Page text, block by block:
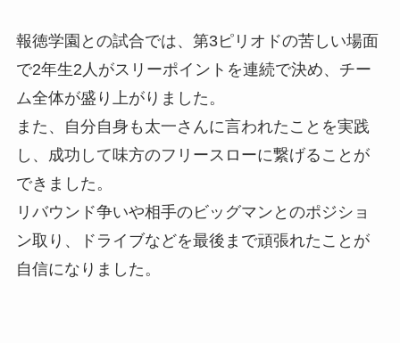
報徳学園との試合では、第3ピリオドの苦しい場面
で2年生2人がスリーポイントを連続で決め、チー
ム全体が盛り上がりました。
また、自分自身も太一さんに言われたことを実践
し、成功して味方のフリースローに繋げることが
できました。
リバウンド争いや相手のビッグマンとのポジショ
ン取り、ドライブなどを最後まで頑張れたことが
自信になりました。